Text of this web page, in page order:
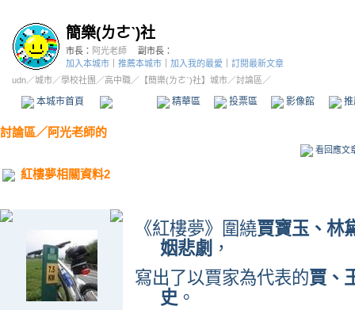
簡樂(ㄌㄜˋ)社
市長： 阿光老師
副市長：
加入本城市
推薦本城市 加入我的最愛
訂閱最新文章
udn／城市／學校社團 ／高中職／ 【簡樂(ㄌㄜˋ)社】城市／討論區／
本城市首頁 精華區 投票區 影像館
討論區／阿光老師的
看回應文
紅樓夢相關資料2
《紅樓夢》圍繞賈寶玉、林
姻悲劇 ，
寫出了以賈家為代表的賈、
史 。